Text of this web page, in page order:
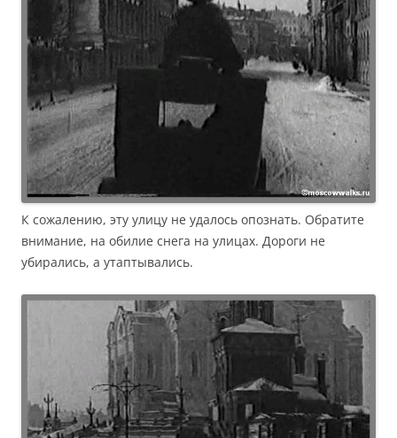
К сожалению, эту улицу не удалось опознать. Обратите
внимание, на обилие снега на улицах. Дороги не
убирались, а утаптывались.